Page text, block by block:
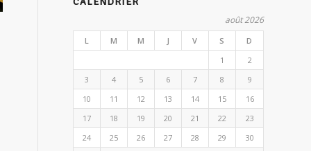
août 2026
L M M J V S
D
1
2
3
4 5 6 7 8
9
10
11 12 13 14 15
16
17
18 19 20 21 22
23
24
25 26 27 28 29
30